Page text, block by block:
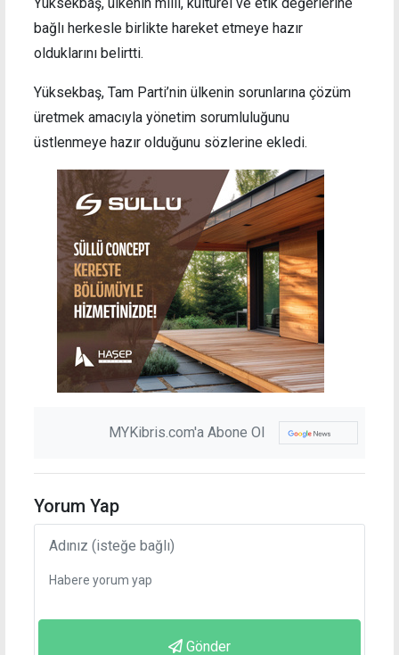
bağlı herkesle birlikte hareket etmeye hazır
olduklarını belirtti.
Yüksekbaş, Tam Parti’nin ülkenin sorunlarına çözüm
üretmek amacıyla yönetim sorumluluğunu
üstlenmeye hazır olduğunu sözlerine ekledi.
MYKibris.com'a Abone Ol
Yorum Yap
Gönder